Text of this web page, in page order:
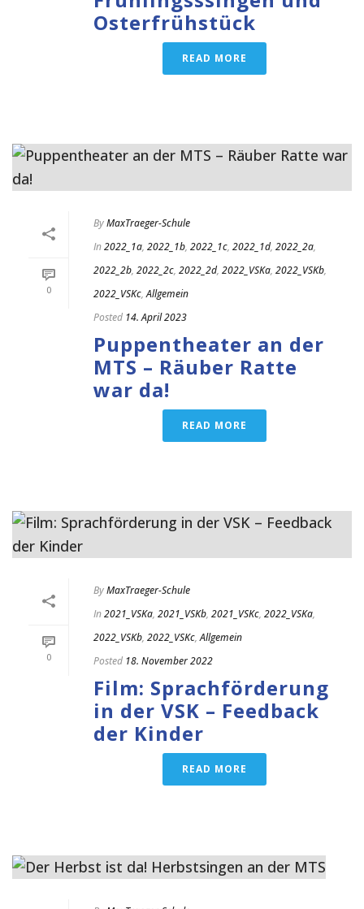
Osterfrühstück
READ MORE
0
ByMaxTraeger-Schule
In2022_1a, 2022_1b, 2022_1c, 2022_1d, 2022_2a,
2022_2b, 2022_2c, 2022_2d, 2022_VSKa, 2022_VSKb,
2022_VSKc,Allgemein
Posted 14. April 2023
Puppentheater an der
MTS – Räuber Ratte
war da!
READ MORE
0
ByMaxTraeger-Schule
In2021_VSKa, 2021_VSKb, 2021_VSKc, 2022_VSKa,
2022_VSKb, 2022_VSKc,Allgemein
Posted 18. November 2022
Film: Sprachförderung
in der VSK – Feedback
der Kinder
READ MORE